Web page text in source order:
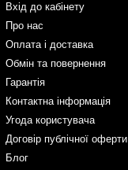
Вхід до кабінету
Про нас
Оплата і доставка
Обмін та повернення
Гарантія
Контактна інформація
Угода користувача
Договір публічної оферти
Блог